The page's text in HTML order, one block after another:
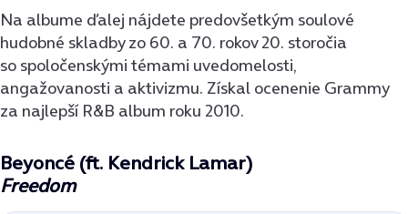
Na albume ďalej nájdete predovšetkým soulové
hudobné skladby zo 60. a 70. rokov 20. storočia
so spoločenskými témami uvedomelosti,
angažovanosti a aktivizmu. Získal ocenenie Grammy
za najlepší R&B album roku 2010.
Beyoncé (ft. Kendrick Lamar)
Freedom